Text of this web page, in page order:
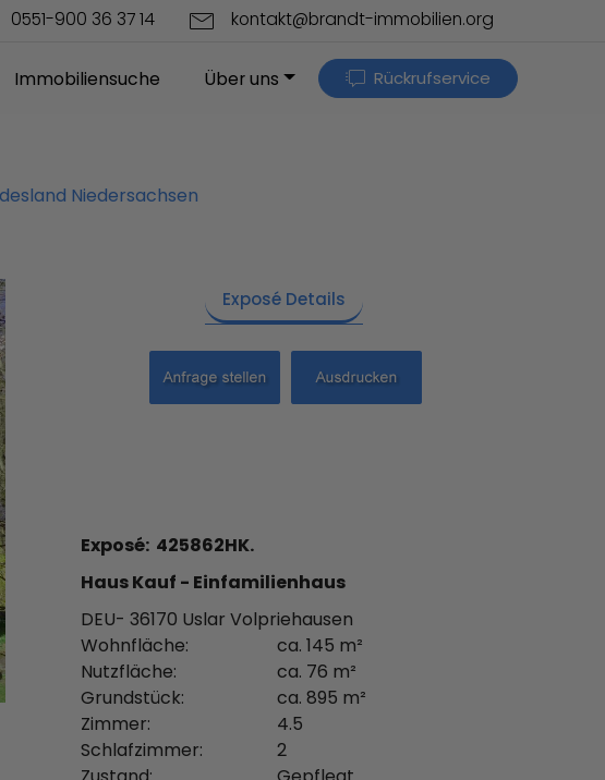
0551-900 36 37 14 kontakt@brandt-immobilien.org
Immobiliensuche Über uns Rückrufservice
Niedersachsen
Exposé Details
Exposé: 425862HK.
Haus Kauf - Einfamilienhaus
DEU- 36170 Uslar Volpriehausen
Wohnfläche:
ca. 145 m²
Nutzfläche:
ca. 76 m²
Grundstück:
ca. 895 m²
Zimmer:
4.5
Schlafzimmer:
2